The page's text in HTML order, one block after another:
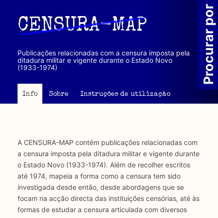
principal
CENSURA-MAP
Publicações relacionadas com a censura imposta pela
ditadura militar e vigente durante o Estado Novo
(1933-1974)
Info Sobre Instruções de utilização
A CENSURA-MAP contém publicações relacionadas com
a censura imposta pela ditadura militar e vigente durante
o Estado Novo (1933-1974). Além de recolher escritos
até 1974, mapeia a forma como a censura tem sido
investigada desde então, desde abordagens que se
focam na acção directa das instituições censórias, até às
formas de estudar a censura articulada com diversos
Procurar por